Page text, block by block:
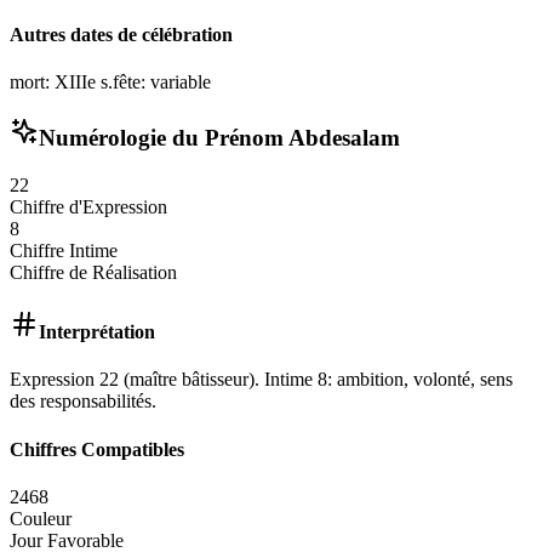
Autres dates de célébration
mort: XIIIe s.fête: variable
Numérologie du Prénom Abdesalam
22
Chiffre d'Expression
8
Chiffre Intime
Chiffre de Réalisation
Interprétation
Expression 22 (maître bâtisseur). Intime 8: ambition, volonté, sens
des responsabilités.
Chiffres Compatibles
2468
Couleur
Jour Favorable